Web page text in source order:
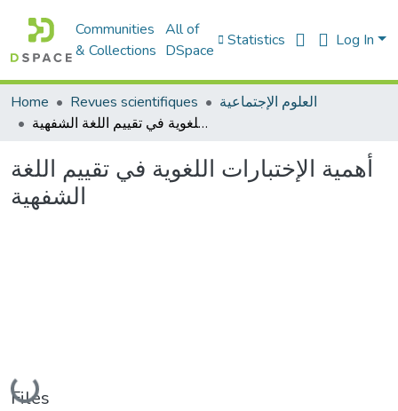
Communities
& Collections
All of
DSpace
Statistics Log In
Home Revues scientifiques
العلوم الإجتماعية
أهمية الإختبارات اللغوية في تقييم اللغة الشفهية
أهمية الإختبارات اللغوية في تقييم اللغة
الشفهية
Loading...
Files